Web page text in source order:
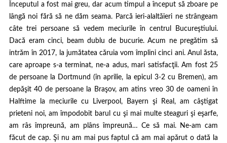
Începutul a fost mai greu, dar acum timpul a început să zboare pe
lângă noi fără să ne dăm seama. Parcă ieri-alaltăieri ne strângeam
câte trei persoane să vedem meciurile în centrul Bucureştiului.
Dacă eram cinci, beam dublu de bucurie. Acum ne pregătim să
intrăm în 2017, la jumătatea căruia vom împlini cinci ani. Anul ăsta,
care aproape s-a terminat, ne-a adus, mari satisfacţii. Am fost 25
de persoane la Dortmund (în aprilie, la epicul 3-2 cu Bremen), am
depăşit 40 de persoane la Braşov, am atins vreo 30 de oameni în
Halftime la meciurile cu Liverpool, Bayern şi Real, am câştigat
prieteni noi, am împodobit barul cu şi mai multe steaguri şi eşarfe,
am râs împreună, am plâns împreună… Ce să mai. Ne-am cam
făcut de cap. Şi nu am mai pus faptul că am mai apărut o dată la